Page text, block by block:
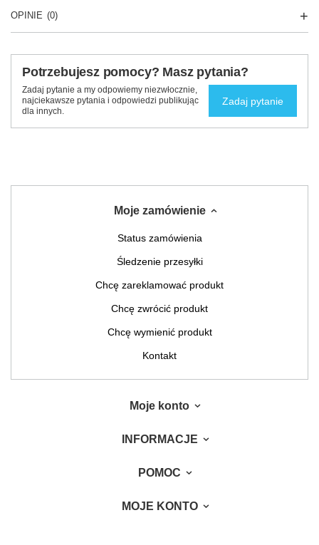
OPINIE (0)
Potrzebujesz pomocy? Masz pytania?
Zadaj pytanie a my odpowiemy niezwłocznie,
najciekawsze pytania i odpowiedzi publikując
dla innych.
Zadaj pytanie
Moje zamówienie
Status zamówienia
Śledzenie przesyłki
Chcę zareklamować produkt
Chcę zwrócić produkt
Chcę wymienić produkt
Kontakt
Moje konto
INFORMACJE
POMOC
MOJE KONTO